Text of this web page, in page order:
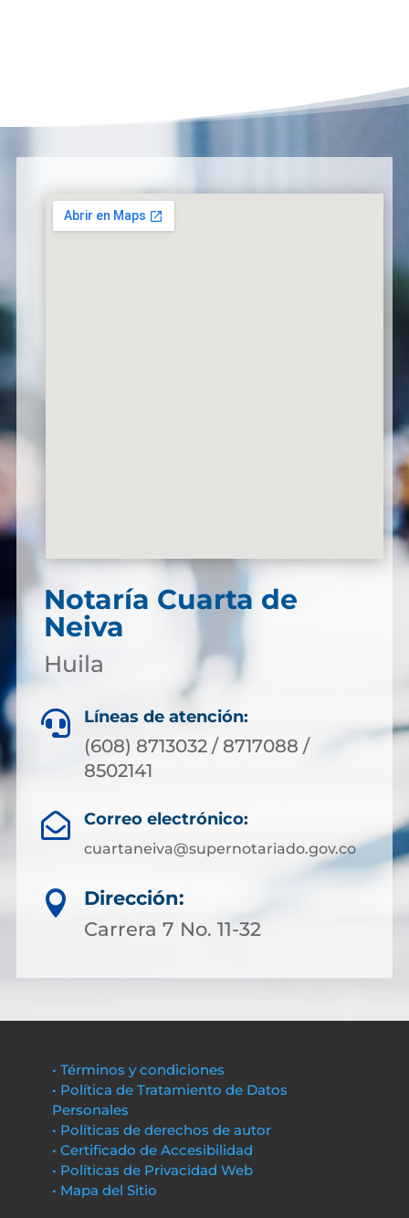
Notaría Cuarta de
Neiva
Huila
 Líneas de atención:
(608) 8713032 / 8717088 /
8502141
 Correo electrónico:
cuartaneiva@supernotariado.gov.co

Dirección:
Carrera 7 No. 11-32
• Términos y condiciones
• Política de Tratamiento de Datos
Personales
• Políticas de derechos de autor
• Certificado de Accesibilidad
• Políticas de Privacidad Web
• Mapa del Sitio